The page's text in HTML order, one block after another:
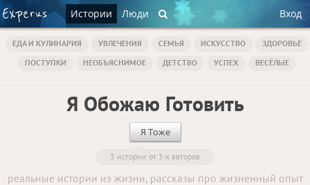
Истории Люди Вход
ЕДА И КУЛИНАРИЯ УВЛЕЧЕНИЯ СЕМЬЯ ИСКУССТВО
ЗДОРОВЬЕ
ПОСТУПКИ
НЕОБЪЯСНИМОЕ ДЕТСТВО УСПЕХ ВЕСЁЛЫЕ
Я Обожаю Готовить
Я Тоже
3 истории от 3-х авторов
реальные истории из жизни, рассказы про жизненный опыт